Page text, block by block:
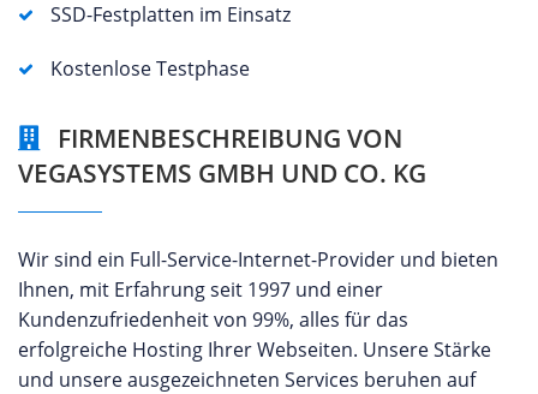
SSD-Festplatten im Einsatz
Kostenlose Testphase
FIRMENBESCHREIBUNG VON
VEGASYSTEMS GMBH UND CO. KG
Wir sind ein Full-Service-Internet-Provider und bieten
Ihnen, mit Erfahrung seit 1997 und einer
Kundenzufriedenheit von 99%, alles für das
erfolgreiche Hosting Ihrer Webseiten. Unsere Stärke
und unsere ausgezeichneten Services beruhen auf